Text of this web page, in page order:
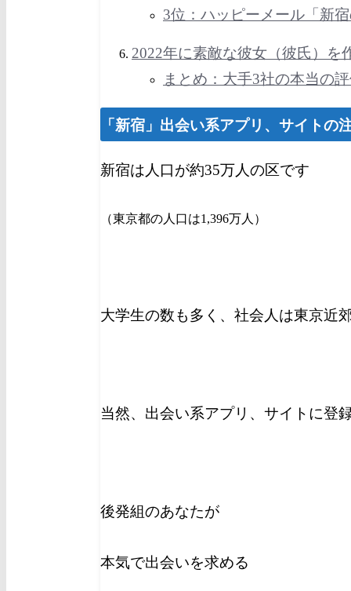
3位：ハッピーメール「新
2022年に素敵な彼女（彼氏）を
まとめ：大手3社の本当の
「新宿 」出会い系アプリ、サイトの
新宿は人口が約35万人の区です
（東京都の人口は1,396万人）
大学生の数も多く、社会人は東京近
当然、出会い系アプリ、サイトに登
後発組のあなたが
本気で出会いを求める